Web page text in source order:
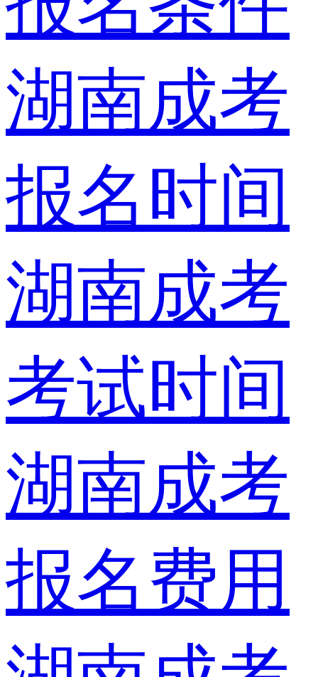
湖南成考
报名时间
湖南成考
考试时间
湖南成考
报名费用